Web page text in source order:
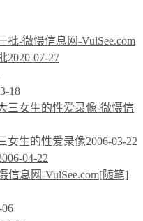
2020-07-27
18
女生的性爱录像2006-03-22
04-22
[随笔]
06